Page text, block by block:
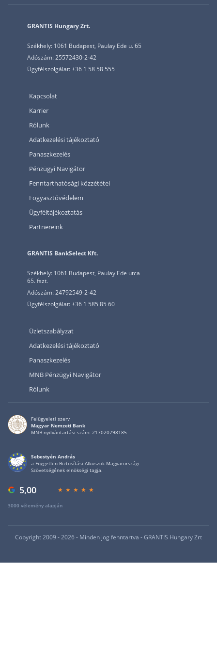
GRANTIS Hungary Zrt.
Székhely: 1061 Budapest, Paulay Ede u. 65
Adószám: 25572430-2-42
Ügyfélszolgálat: +36 1 58 58 555
Kapcsolat
Karrier
Rólunk
Adatkezelési tájékoztató
Panaszkezelés
Pénzügyi Navigátor
Fenntarthatósági közzététel
Fogyasztóvédelem
Ügyféltájékoztatás
Partnereink
GRANTIS BankSelect Kft.
Székhely: 1061 Budapest, Paulay Ede utca
65. fszt.
Adószám: 24792549-2-42
Ügyfélszolgálat: +36 1 585 85 60
Üzletszabályzat
Adatkezelési tájékoztató
Panaszkezelés
MNB Pénzügyi Navigátor
Rólunk
Felügyeleti szerv
Magyar Nemzeti Bank
MNB nyilvántartási szám: 217020798185
Sebestyén András
a Független Biztosítási Alkuszok Magyarországi
Szövetségének elnökségi tagja.
5,00
3000 vélemény alapján
Copyright 2009 - 2026 - Minden jog fenntartva - GRANTIS Hungary Zrt